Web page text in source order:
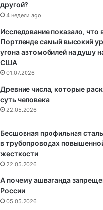
другой?
4 недели ago
Исследование показало, что
Портленде самый высокий
угона автомобилей на душу
США
01.07.2026
Древние числа, которые
суть человека
22.05.2026
Бесшовная профильная
в трубопроводах
жесткости
22.05.2026
А почему ашваганда
России
05.05.2026